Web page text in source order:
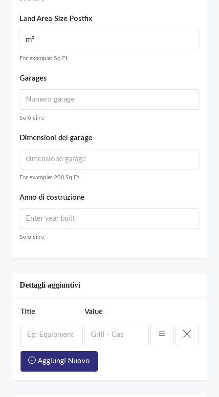
Land Area Size Postfix
For example: Sq Ft
Garages
Solo cifre
Dimensioni del garage
For example: 200 Sq Ft
Anno di costruzione
Solo cifre
Dettagli aggiuntivi
Title Value
Aggiungi Nuovo